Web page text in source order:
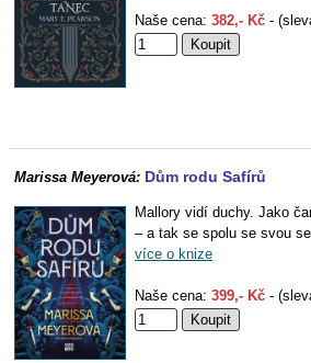
Naše cena: 382,- Kč -
Marissa Meyerová: Dům rodu Safírů
Mallory vidí duchy. Jako
– a tak se spolu se svou
více o knize
Naše cena: 399,- Kč -